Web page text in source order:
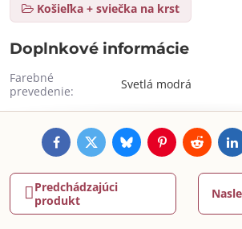
Košieľka + sviečka na krst
Doplnkové informácie
Farebné
prevedenie:
Svetlá modrá
FacebookTwitterBlueskyPinterestReddit
Predchádzajúci
produkt